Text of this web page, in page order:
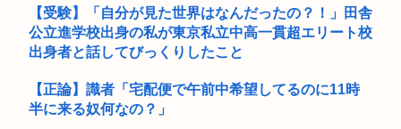
【受験】「自分が見た世界はなんだったの？！」田舎
公立進学校出身の私が東京私立中高一貫超エリート校
出身者と話してびっくりしたこと
【正論】識者「宅配便で午前中希望してるのに11時
半に来る奴何なの？」